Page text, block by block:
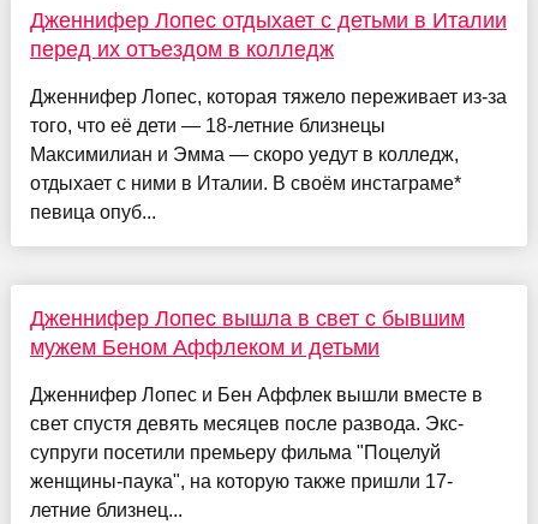
Дженнифер Лопес отдыхает с детьми в Италии
перед их отъездом в колледж
Дженнифер Лопес, которая тяжело переживает из-за
того, что её дети — 18-летние близнецы
Максимилиан и Эмма — скоро уедут в колледж,
отдыхает с ними в Италии. В своём инстаграме*
певица опуб...
Дженнифер Лопес вышла в свет с бывшим
мужем Беном Аффлеком и детьми
Дженнифер Лопес и Бен Аффлек вышли вместе в
свет спустя девять месяцев после развода. Экс-
супруги посетили премьеру фильма "Поцелуй
женщины-паука", на которую также пришли 17-
летние близнец...